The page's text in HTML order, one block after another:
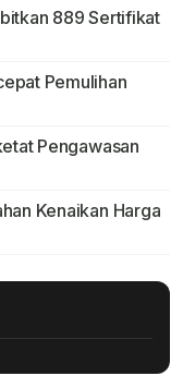
889 Sertifikat
Pemulihan
Pengawasan
Kenaikan Harga